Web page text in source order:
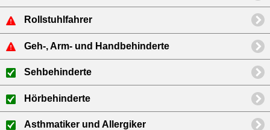
Rollstuhlfahrer
Geh-, Arm- und Handbehinderte
Sehbehinderte
Hörbehinderte
Asthmatiker und Allergiker